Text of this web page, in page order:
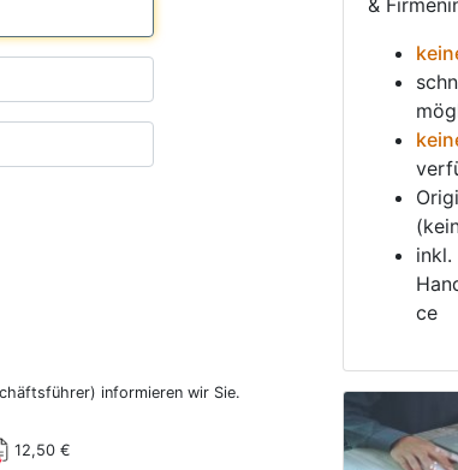
informieren wir Sie.
12,50 €
&
inkl.
ce